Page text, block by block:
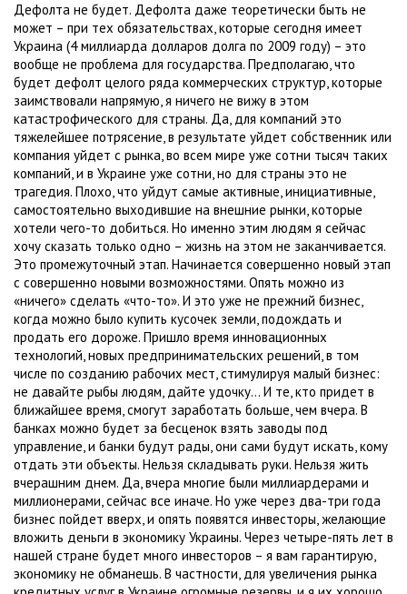
Дефолта не будет. Дефолта даже теоретически быть не
может – при тех обязательствах, которые сегодня имеет
Украина (4 миллиарда долларов долга по 2009 году) – это
вообще не проблема для государства. Предполагаю, что
будет дефолт целого ряда коммерческих структур, которые
заимствовали напрямую, я ничего не вижу в этом
катастрофического для страны. Да, для компаний это
тяжелейшее потрясение, в результате уйдет собственник или
компания уйдет с рынка, во всем мире уже сотни тысяч таких
компаний, и в Украине уже сотни, но для страны это не
трагедия. Плохо, что уйдут самые активные, инициативные,
самостоятельно выходившие на внешние рынки, которые
хотели чего-то добиться. Но именно этим людям я сейчас
хочу сказать только одно – жизнь на этом не заканчивается.
Это промежуточный этап. Начинается совершенно новый этап
с совершенно новыми возможностями. Опять можно из
«ничего» сделать «что-то». И это уже не прежний бизнес,
когда можно было купить кусочек земли, подождать и
продать его дороже. Пришло время инновационных
технологий, новых предпринимательских решений, в том
числе по созданию рабочих мест, стимулируя малый бизнес:
не давайте рыбы людям, дайте удочку… И те, кто придет в
ближайшее время, смогут заработать больше, чем вчера. В
банках можно будет за бесценок взять заводы под
управление, и банки будут рады, они сами будут искать, кому
отдать эти объекты. Нельзя складывать руки. Нельзя жить
вчерашним днем. Да, вчера многие были миллиардерами и
миллионерами, сейчас все иначе. Но уже через два-три года
бизнес пойдет вверх, и опять появятся инвесторы, желающие
вложить деньги в экономику Украины. Через четыре-пять лет в
нашей стране будет много инвесторов – я вам гарантирую,
экономику не обманешь. В частности, для увеличения рынка